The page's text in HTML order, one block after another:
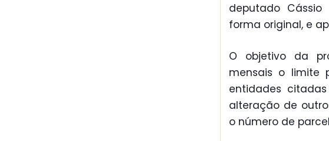
deputado Cássio
forma original, e
O objetivo da
mensais o limite
entidades
alteração de
o número de